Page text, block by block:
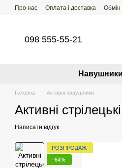
Перейти до основного контенту
Про нас Оплата і доставка Обмін
098 555-55-21
Головна Активні навушники
Активні
Написати відгук
РОЗПРОДАЖ
−64%